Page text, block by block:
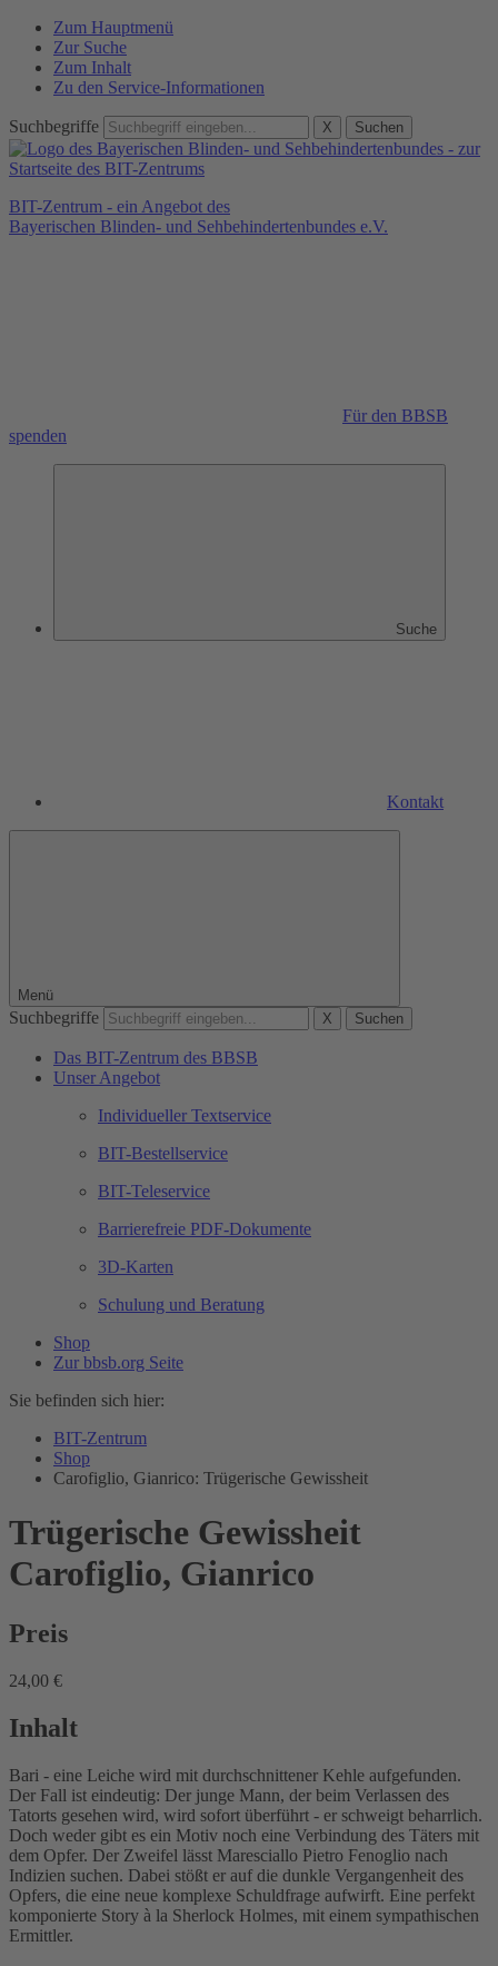
Zum Hauptmenü
Zur Suche
Zum Inhalt
Zu den Service-Informationen
Suchbegriffe X Suchen
BIT-Zentrum - ein Angebot des
Bayerischen Blinden- und Sehbehindertenbundes e.V.
Für den BBSB
spenden
Suche
Kontakt
Menü
Suchbegriffe X Suchen
Das BIT-Zentrum des BBSB
Unser Angebot
Individueller Textservice
BIT-Bestellservice
BIT-Teleservice
Barrierefreie PDF-Dokumente
3D-Karten
Schulung und Beratung
Shop
Zur bbsb.org Seite
Sie befinden sich hier:
BIT-Zentrum
Shop
Carofiglio, Gianrico: Trügerische Gewissheit
Trügerische Gewissheit
Carofiglio, Gianrico
Preis
24,00 €
Inhalt
Bari - eine Leiche wird mit durchschnittener Kehle aufgefunden.
Der Fall ist eindeutig: Der junge Mann, der beim Verlassen des
Tatorts gesehen wird, wird sofort überführt - er schweigt beharrlich.
Doch weder gibt es ein Motiv noch eine Verbindung des Täters mit
dem Opfer. Der Zweifel lässt Maresciallo Pietro Fenoglio nach
Indizien suchen. Dabei stößt er auf die dunkle Vergangenheit des
Opfers, die eine neue komplexe Schuldfrage aufwirft. Eine perfekt
komponierte Story à la Sherlock Holmes, mit einem sympathischen
Ermittler.